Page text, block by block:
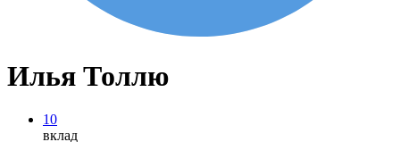
Илья Толлю
10
вклад